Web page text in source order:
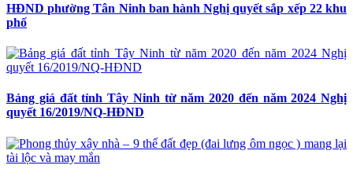
HĐND phường Tân Ninh ban hành Nghị quyết sắp xếp 22 khu
phố
Bảng giá đất tỉnh Tây Ninh từ năm 2020 đến năm 2024 Nghị
quyết 16/2019/NQ-HĐND